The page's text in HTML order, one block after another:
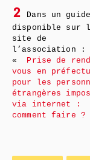
2
Dans un guide
disponible sur
site de
l’association :
«
Prise de
vous en
pour les
étrangères
via internet :
comment faire ?